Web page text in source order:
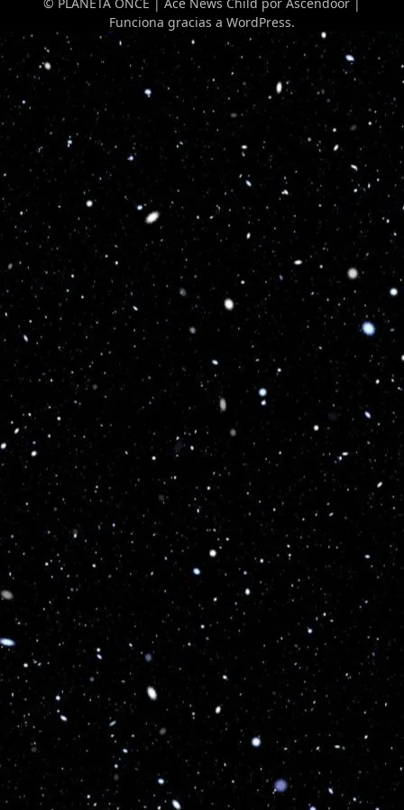
Funciona gracias a WordPress.
Optimized by Seraphinite Accelerator
Turns on site high speed to be attractive for people and search engines.